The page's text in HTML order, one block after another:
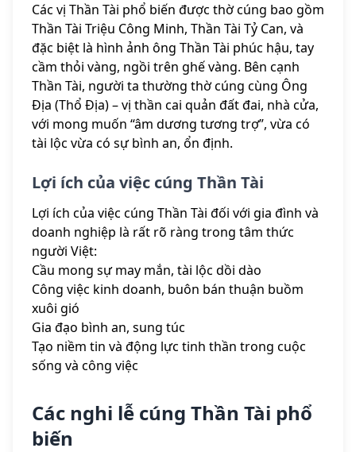
Các vị Thần Tài phổ biến được thờ cúng bao gồm
Thần Tài Triệu Công Minh, Thần Tài Tỷ Can, và
đặc biệt là hình ảnh ông Thần Tài phúc hậu, tay
cầm thỏi vàng, ngồi trên ghế vàng. Bên cạnh
Thần Tài, người ta thường thờ cúng cùng Ông
Địa (Thổ Địa) – vị thần cai quản đất đai, nhà cửa,
với mong muốn “âm dương tương trợ”, vừa có
tài lộc vừa có sự bình an, ổn định.
Lợi ích của việc cúng Thần Tài
Lợi ích của việc cúng Thần Tài đối với gia đình và
doanh nghiệp là rất rõ ràng trong tâm thức
người Việt:
Cầu mong sự may mắn, tài lộc dồi dào
Công việc kinh doanh, buôn bán thuận buồm
xuôi gió
Gia đạo bình an, sung túc
Tạo niềm tin và động lực tinh thần trong cuộc
sống và công việc
Các nghi lễ cúng Thần Tài phổ
biến